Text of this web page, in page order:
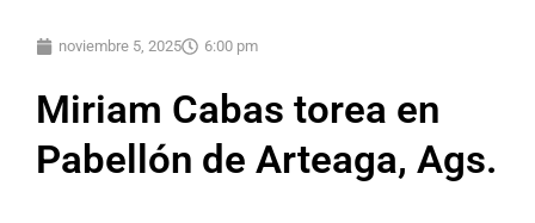
noviembre 5, 2025 6:00 pm
Miriam Cabas torea en
Pabellón de Arteaga, Ags.